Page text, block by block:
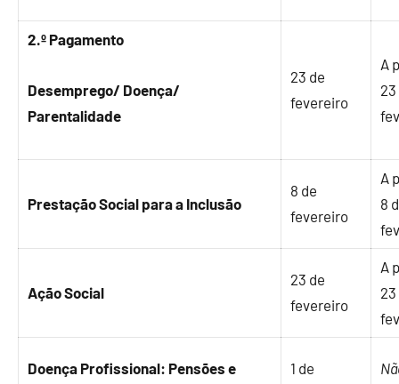
2.º Pagamento
Desemprego/ Doença/
Parentalidade
23 de
fevereiro
A
Prestação Social para a Inclusão
8 de
fevereiro
A
8
Ação Social
23 de
fevereiro
A
Doença Profissional: Pensões e
1 de